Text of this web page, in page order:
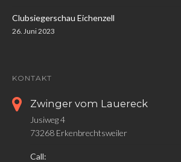
Clubsiegerschau Eichenzell
26. Juni 2023
KONTAKT
Zwinger vom Lauereck
Jusiweg 4
73268 Erkenbrechtsweiler
Call: